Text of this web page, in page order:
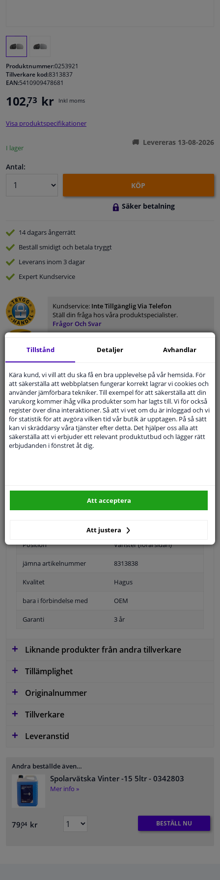
Interiör & bilklädsel
Bilvård & Tillbehör
Verkstad & Verktyg
Husbil, motorcykel, cykel & båt
Sensorer & Elsystem
Produktnummer:0253921
Tillverkare kod:8313837
EAN:5410909478681
102,73 kr Inkl moms
Visa produktspecifikationer
I lager
Levereras 13-08-2026
Antal:
KÖP
Säker betalning
14 dagarsångerrätt
Beställ smidigt och betala tryggt
Leverans inom 3 dagar
Expert Kundservice
Kundservice: Inte Tillgänglig Via Telefon
Ställ din fråga hos våra produktspecialister.
Frågor Och Svar
Modellmatchande garanti, Hitta rätt bildelar.
Fyll i ditt registreringsnummerellerVälj din bil
SÖK
Specifikationer
Position Vänster, förarens sida
Bulb-formad
Uppvärmbar
Position Vänster (förarsidan)
jämna artikelnummer 8313838
Kvalitet Hagus
bara i förbindelse med OEM
Garanti 3 år
Liknande produkter från andra tillverkare
Tillämplighet
Originalnummer
Tillverkare
Leveranstid
Andra beställde även…
Spolarvätska Vinter -15 5ltr - 0342803
Mer info »
79,04 kr BESTÄLL NU
Tillstånd Detaljer Avhandlar
Kära kund, vi vill att du ska få en bra upplevelse på vår hemsida. För
att säkerställa att webbplatsen fungerar korrekt lagrar vi cookies och
använder jämförbara tekniker. Till exempel för att säkerställa att din
varukorg kommer ihåg vilka produkter som har lagts till. Vi för också
register över dina interaktioner. Så att vi vet om du är inloggad och vi
för statistik för att avgöra vilken tid vår butik är upptagen. På så sätt
kan vi skräddarsy våra tjänster efter detta. Det hjälper oss alla att
säkerställa att vi erbjuder ett relevant produktutbud och lägger rätt
erbjudanden i fönstret åt dig.
Att justera
Att acceptera